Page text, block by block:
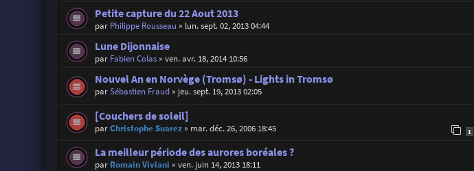
Petite capture du 22 Aout 2013
par Philippe Rousseau » lun. sept. 02, 2013 04:44
Lune Dijonnaise
par Fabien Colas» ven. avr. 18, 2014 10:56
Nouvel An en Norvège (Tromsø) - Lights in Tromsø
parSébastien Fraud» jeu. sept. 19, 2013 02:05
[Couchers de soleil]
parChristophe Suarez» mar. déc. 26, 2006 18:45 1
La meilleur période des aurores boréales ?
par Romain Viviani » ven. juin 14, 2013 18:11